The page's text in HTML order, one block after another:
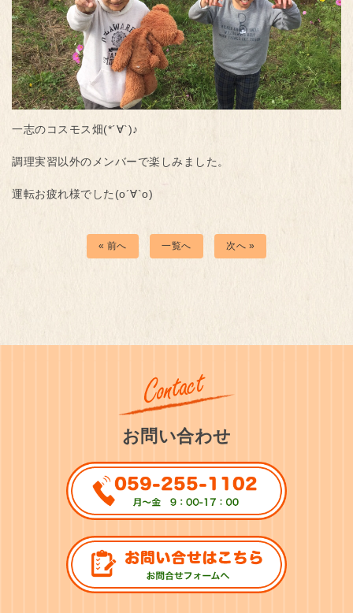
一志のコスモス畑(*´∀`)♪
調理実習以外のメンバーで楽しみました。
運転お疲れ様でした(о´∀`о)
« 前へ 一覧へ 次へ »
お問い合わせ